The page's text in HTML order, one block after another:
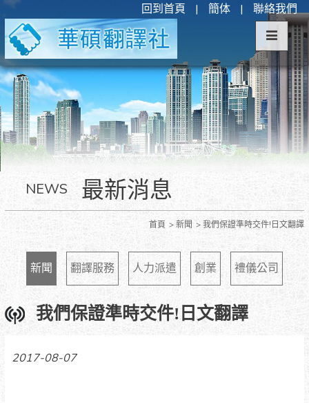
回到首頁 | 簡体 | 聯絡我們
NEWS 最新消息
首頁 新聞 我們保證準時交件!日文翻譯
新聞 翻譯服務 人力派遣 創業 禮儀公司
我們保證準時交件!日文翻譯
2017-08-07